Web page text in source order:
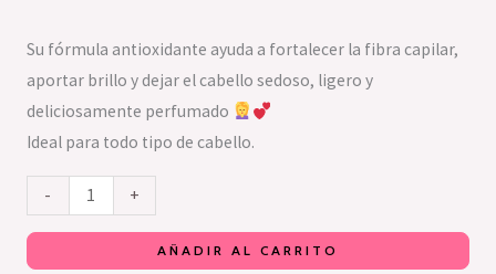
Su fórmula antioxidante ayuda a fortalecer la fibra capilar,
aportar brillo y dejar el cabello sedoso, ligero y
deliciosamente perfumado
Ideal para todo tipo de cabello.
- +
AÑADIR AL CARRITO